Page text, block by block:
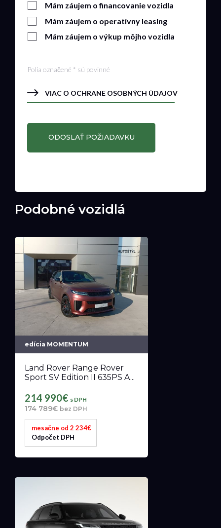
Mám záujem o financovanie vozidla
Mám záujem o operatívny leasing
Mám záujem o výkup môjho vozidla
Polia označené * sú povinné
VIAC O OCHRANE OSOBNÝCH ÚDAJOV
Podobné vozidlá
edícia MOMENTUM
Land Rover Range Rover
Sport SV Edition II 635PS A...
214 990€ s DPH
174 789€ bez DPH
mesačne od 2 234€
Odpočet DPH